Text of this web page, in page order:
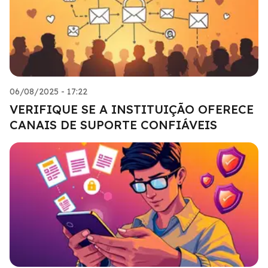
06/08/2025 - 17:22
VERIFIQUE SE A INSTITUIÇÃO OFERECE
CANAIS DE SUPORTE CONFIÁVEIS